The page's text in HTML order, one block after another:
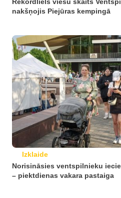
nakšņojis Piejūras kempingā
Izklaide
Norisināsies ventspilnieku
– piektdienas vakara pastaiga